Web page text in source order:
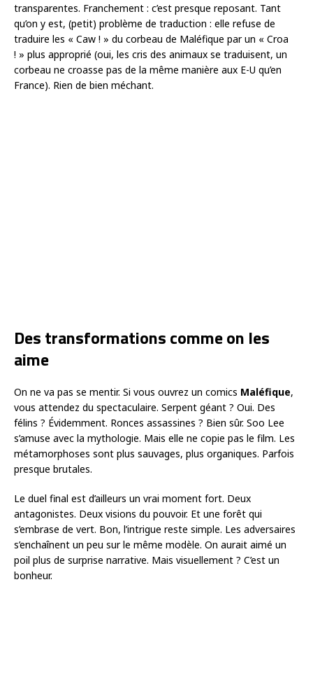
transparentes. Franchement : c’est presque reposant. Tant
qu’on y est, (petit) problème de traduction : elle refuse de
traduire les « Caw ! » du corbeau de Maléfique par un « Croa
! » plus approprié (oui, les cris des animaux se traduisent, un
corbeau ne croasse pas de la même manière aux E-U qu’en
France). Rien de bien méchant.
Des transformations comme on les
aime
On ne va pas se mentir. Si vous ouvrez un comics Maléfique,
vous attendez du spectaculaire. Serpent géant ? Oui. Des
félins ? Évidemment. Ronces assassines ? Bien sûr. Soo Lee
s’amuse avec la mythologie. Mais elle ne copie pas le film. Les
métamorphoses sont plus sauvages, plus organiques. Parfois
presque brutales.
Le duel final est d’ailleurs un vrai moment fort. Deux
antagonistes. Deux visions du pouvoir. Et une forêt qui
s’embrase de vert. Bon, l’intrigue reste simple. Les adversaires
s’enchaînent un peu sur le même modèle. On aurait aimé un
poil plus de surprise narrative. Mais visuellement ? C’est un
bonheur.